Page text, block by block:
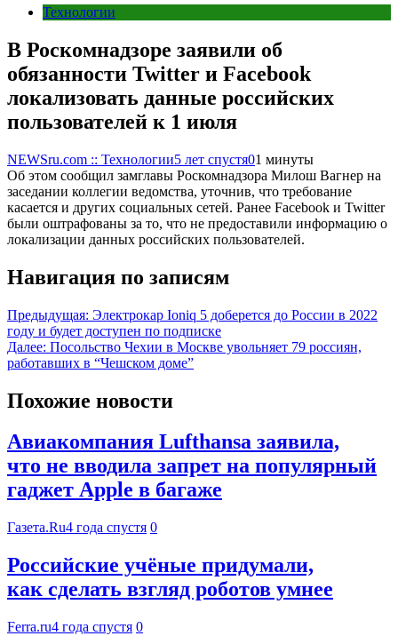
Технологии
В Роскомнадзоре заявили об
обязанности Twitter и Facebook
локализовать данные российских
пользователей к 1 июля
NEWSru.com :: Технологии5 лет спустя01 минуты
Об этом сообщил замглавы Роскомнадзора Милош Вагнер на
заседании коллегии ведомства, уточнив, что требование
касается и других социальных сетей. Ранее Facebook и Twitter
были оштрафованы за то, что не предоставили информацию о
локализации данных российских пользователей.
Навигация по записям
Предыдущая: Электрокар Ioniq 5 доберется до России в 2022
году и будет доступен по подписке
Далее: Посольство Чехии в Москве увольняет 79 россиян,
работавших в “Чешском доме”
Похожие новости
Авиакомпания Lufthansa заявила,
что не вводила запрет на популярный
гаджет Apple в багаже
Газета.Ru4 года спустя 0
Российские учёные придумали,
как сделать взгляд роботов умнее
Ferra.ru4 года спустя 0